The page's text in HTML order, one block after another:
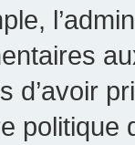
d’avoir